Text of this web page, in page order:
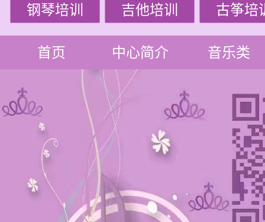
钢琴培训 吉他培训 古筝培
首页 中心简介 音乐类